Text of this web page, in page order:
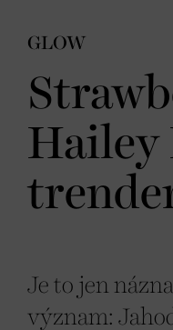
GLOW
Hailey
Je to jen
význam: